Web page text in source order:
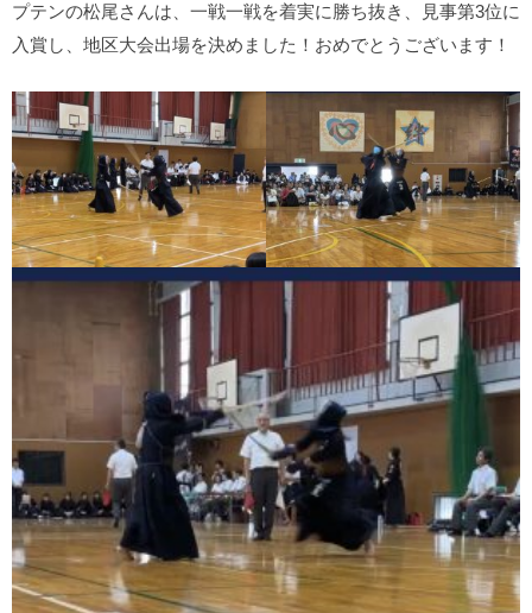
プテンの松尾さんは、一戦一戦を着実に勝ち抜き、見事第3位に
入賞し、地区大会出場を決めました！おめでとうございます！